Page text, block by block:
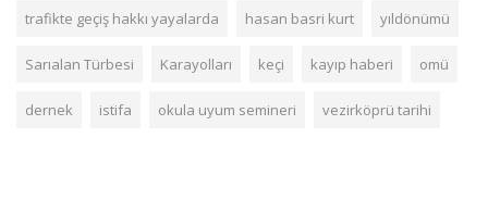
trafikte geçiş hakkı yayalarda hasan basri kurt yıldönümü
Sarıalan Türbesi Karayolları keçi kayıp haberi omü
dernek istifa okula uyum semineri vezirköprü tarihi